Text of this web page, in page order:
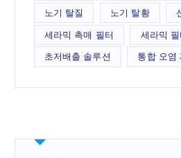
노기 탈질 노기 탈황
세라믹 촉매 필터 세라믹
초저배출 솔루션 통합 오염